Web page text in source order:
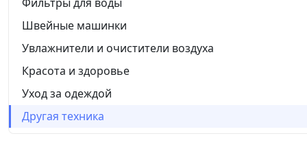
Швейные машинки
Увлажнители и очистители воздуха
Красота и здоровье
Уход за одеждой
Другая техника